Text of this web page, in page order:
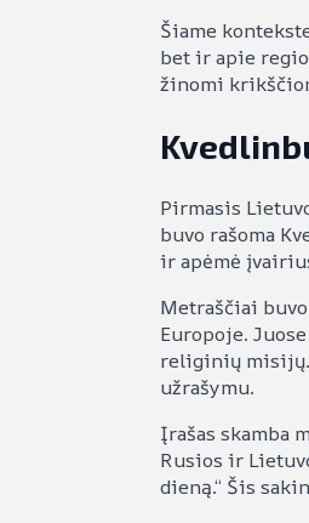
Šiame
bet ir apie
žinomi
Pirmasis
buvo rašoma
ir apėmė
Metraščiai
Europoje.
religinių misijų.
užrašymu.
Įrašas skamba
Rusios ir
dieną.“ Šis